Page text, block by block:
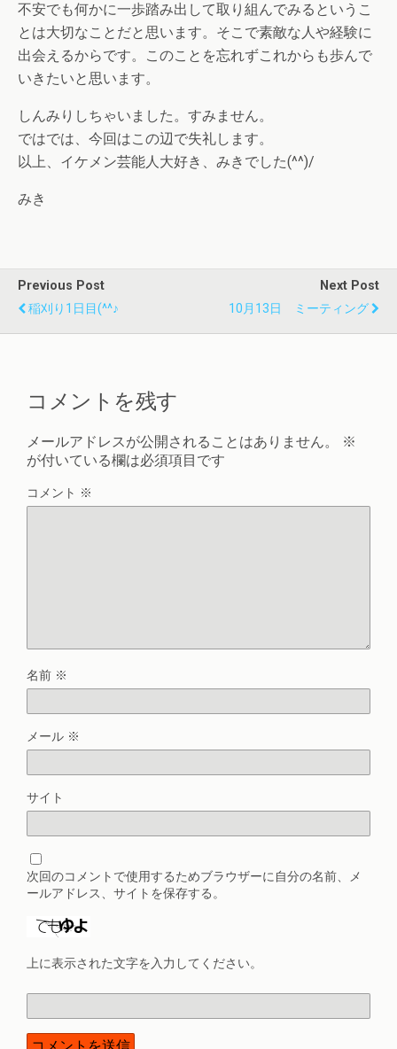
不安でも何かに一歩踏み出して取り組んでみるというこ
とは大切なことだと思います。そこで素敵な人や経験に
出会えるからです。このことを忘れずこれからも歩んで
いきたいと思います。
しんみりしちゃいました。すみません。
ではでは、今回はこの辺で失礼します。
以上、イケメン芸能人大好き、みきでした(^^)/
みき
Previous Post
稲刈り1日目(^^♪
Next Post
10月13日 ミーティング
コメントを残す
メールアドレスが公開されることはありません。
※
が付いている欄は必須項目です
コメント ※
名前 ※
メール ※
サイト
次回のコメントで使用するためブラウザーに自分の名前、メ
ールアドレス、サイトを保存する。
上に表示された文字を入力してください。